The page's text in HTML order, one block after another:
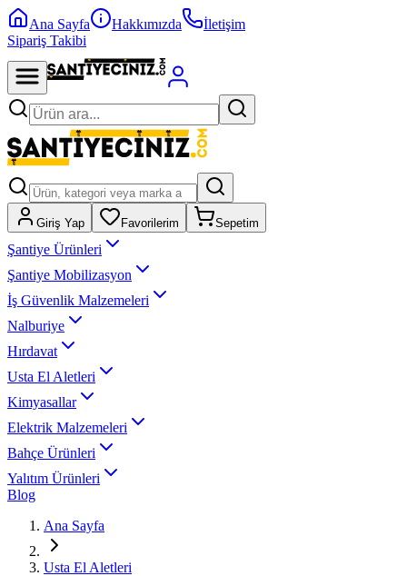
Ana Sayfa Hakkımızda
İletişim
Sipariş Takibi
Giriş Yap Favorilerim Sepetim
Şantiye Ürünleri
Şantiye Mobilizasyon
İş Güvenlik Malzemeleri
Nalburiye
Hırdavat
Usta El Aletleri
Kimyasallar
Elektrik Malzemeleri
Bahçe Ürünleri
Yalıtım Ürünleri
Blog
Ana Sayfa
Usta El Aletleri